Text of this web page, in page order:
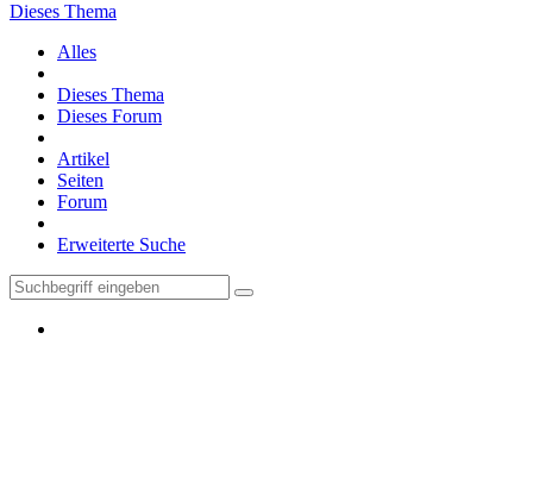
Dieses Thema
Alles
Dieses Thema
Dieses Forum
Artikel
Seiten
Forum
Erweiterte Suche